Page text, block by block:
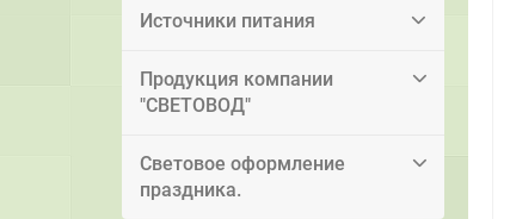
Источники питания
Продукция компании
"СВЕТОВОД"
Световое оформление
праздника.